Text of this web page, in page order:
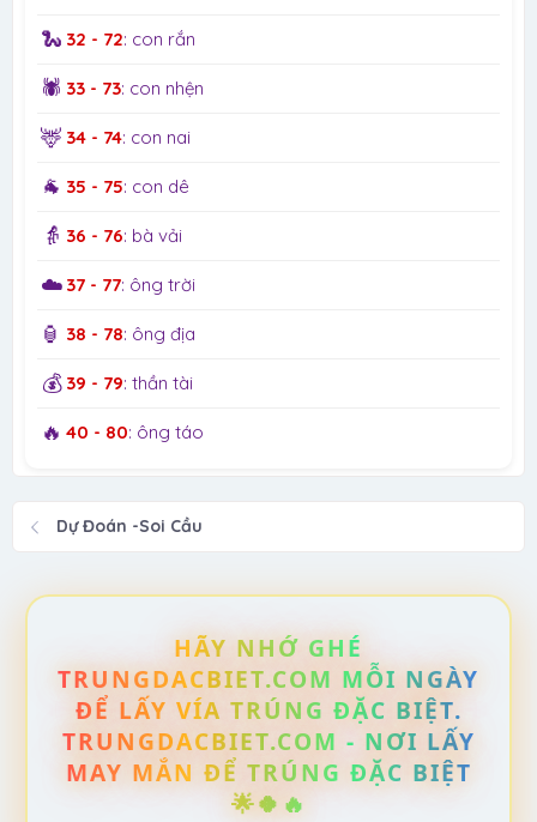
🐍 32 - 72: con rắn
🕷️ 33 - 73: con nhện
🦌 34 - 74: con nai
🐐 35 - 75: con dê
👵 36 - 76: bà vải
☁️ 37 - 77: ông trời
🏮 38 - 78: ông địa
💰 39 - 79: thần tài
🔥 40 - 80: ông táo
Dự Đoán -Soi Cầu
HÃY NHỚ GHÉ
TRUNGDACBIET.COM MỖI NGÀY
ĐỂ LẤY VÍA TRÚNG ĐẶC BIỆT.
TRUNGDACBIET.COM - NƠI LẤY
MAY MẮN ĐỂ TRÚNG ĐẶC BIỆT
🌟🍀🔥